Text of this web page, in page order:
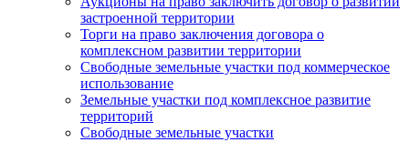
застроенной территории
Торги на право заключения договора о
комплексном развитии территории
Свободные земельные участки под коммерческое
использование
Земельные участки под комплексное развитие
территорий
Свободные земельные участки